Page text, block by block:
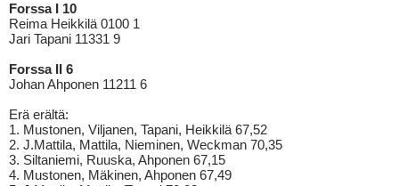
Forssa I 10
Reima Heikkilä 0100 1
Jari Tapani 11331 9
Forssa II 6
Johan Ahponen 11211 6
Erä erältä:
1. Mustonen, Viljanen, Tapani, Heikkilä 67,52
2. J.Mattila, Mattila, Nieminen, Weckman 70,35
3. Siltaniemi, Ruuska, Ahponen 67,15
4. Mustonen, Mäkinen, Ahponen 67,49